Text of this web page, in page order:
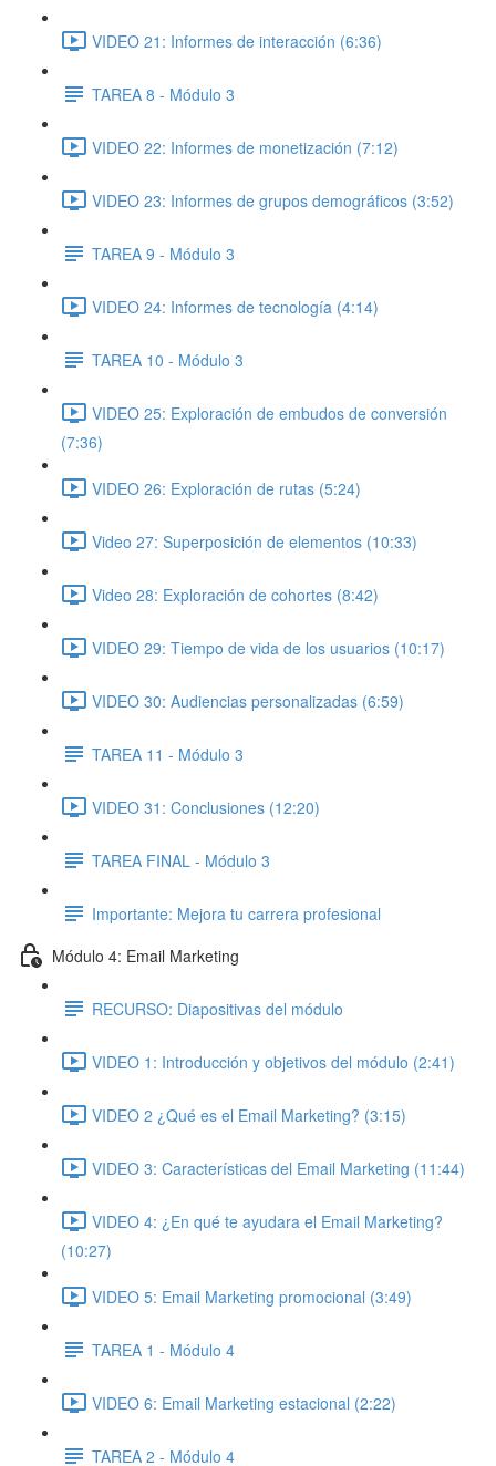
VIDEO 21: Informes de interacción (6:36)
TAREA 8 - Módulo 3
VIDEO 22: Informes de monetización (7:12)
VIDEO 23: Informes de grupos demográficos (3:52)
TAREA 9 - Módulo 3
VIDEO 24: Informes de tecnología (4:14)
TAREA 10 - Módulo 3
VIDEO 25: Exploración de embudos de conversión
(7:36)
VIDEO 26: Exploración de rutas (5:24)
Video 27: Superposición de elementos (10:33)
Video 28: Exploración de cohortes (8:42)
VIDEO 29: Tiempo de vida de los usuarios (10:17)
VIDEO 30: Audiencias personalizadas (6:59)
TAREA 11 - Módulo 3
VIDEO 31: Conclusiones (12:20)
TAREA FINAL - Módulo 3
Importante: Mejora tu carrera profesional
Módulo 4: Email Marketing
RECURSO: Diapositivas del módulo
VIDEO 1: Introducción y objetivos del módulo (2:41)
VIDEO 2 ¿Qué es el Email Marketing? (3:15)
VIDEO 3: Características del Email Marketing (11:44)
VIDEO 4: ¿En qué te ayudara el Email Marketing?
(10:27)
VIDEO 5: Email Marketing promocional (3:49)
TAREA 1 - Módulo 4
VIDEO 6: Email Marketing estacional (2:22)
TAREA 2 - Módulo 4